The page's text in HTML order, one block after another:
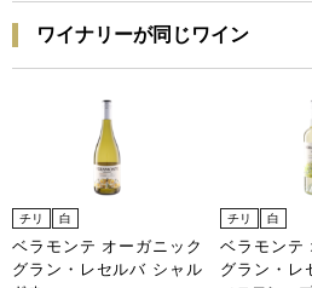
ワイナリーが同じワイン
チリ 白
ベラモンテ オーガニック
グラン・レセルバ シャル
チリ 白
ベラモンテ
グラン・レ